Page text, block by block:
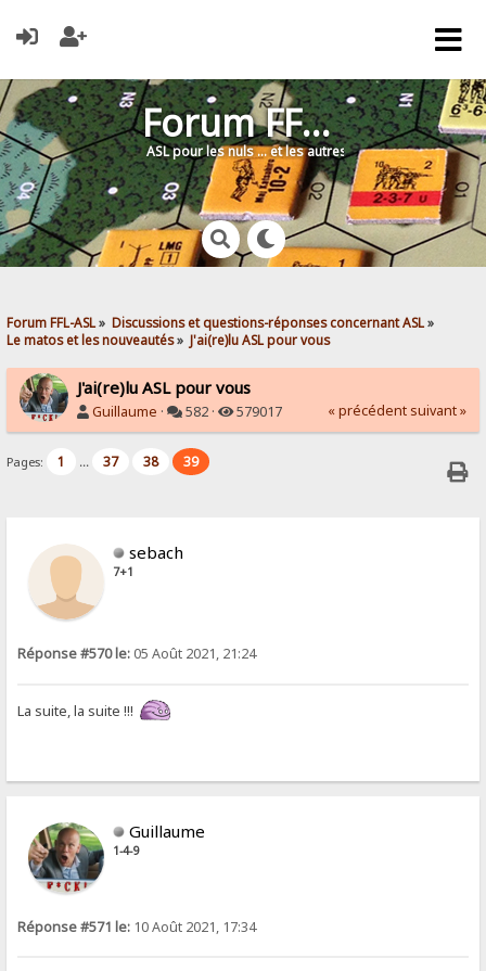
Forum FFL-ASL
ASL pour les nuls … et les autres !
Forum FFL-ASL» Discussions et questions-réponses concernant ASL»
Le matos et les nouveautés» J'ai(re)lu ASL pour vous
J'ai(re)lu ASL pour vous
Guillaume · 582 · 579017 « précédent suivant »
Pages: 1 ... 37 38 39
sebach
7+1
Réponse #570 le: 05 Août 2021, 21:24
La suite, la suite !!!
Guillaume
1-4-9
Réponse #571 le: 10 Août 2021, 17:34